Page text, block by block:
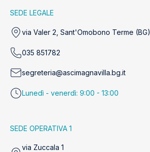
SEDE LEGALE
via Valer 2, Sant'Omobono Terme (BG)
035 851782
segreteria@ascimagnavilla.bg.it
Lunedì - venerdì: 9:00 - 13:00
SEDE OPERATIVA 1
via Zuccala 1